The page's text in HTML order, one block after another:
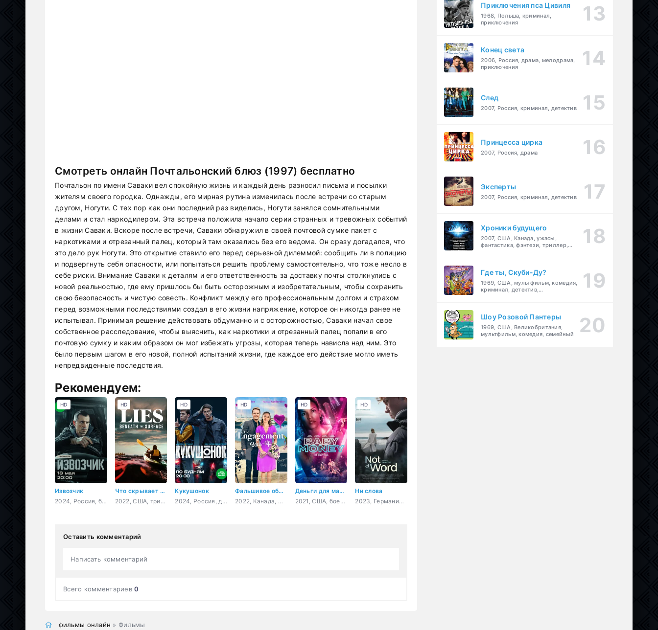
Смотреть онлайн Почтальонский блюз (1997) бесплатно
Почтальон по имени Саваки вел спокойную жизнь и каждый день разносил письма и посылки
жителям своего городка. Однажды, его мирная рутина изменилась после встречи со старым
другом, Ногути. С тех пор как они последний раз виделись, Ногути занялся сомнительными
делами и стал наркодилером. Эта встреча положила начало серии странных и тревожных событий
в жизни Саваки. Вскоре после встречи, Саваки обнаружил в своей почтовой сумке пакет с
наркотиками и отрезанный палец, который там оказались без его ведома. Он сразу догадался, что
это дело рук Ногути. Это открытие ставило его перед серьезной дилеммой: сообщить ли в полицию
и подвергнуть себя опасности, или попытаться решить проблему самостоятельно, что тоже несло в
себе риски. Внимание Саваки к деталям и его ответственность за доставку почты столкнулись с
новой реальностью, где ему пришлось бы быть осторожным и изобретательным, чтобы сохранить
свою безопасность и чистую совесть. Конфликт между его профессиональным долгом и страхом
перед возможными последствиями создал в его жизни напряжение, которое он никогда ранее не
испытывал. Принимая решение действовать обдуманно и с осторожностью, Саваки начал свое
собственное расследование, чтобы выяснить, как наркотики и отрезанный палец попали в его
почтовую сумку и каким образом он мог избежать угрозы, которая теперь нависла над ним. Это
было первым шагом в его новой, полной испытаний жизни, где каждое его действие могло иметь
непредвиденные последствия.
Рекомендуем:
Извозчик
2024, Россия, боевик, детектив, криминал
HD
Что скрывает ложь
2022, США, триллер, драма
HD
Кукушонок
2024, Россия, детектив, комедия
HD
Фальшивое обручение
2022, Канада, мелодрама, комедия
HD
Деньги для малышки
2021, США, боевик, триллер
HD
Ни слова
2023, Германия, Словения, Франция, драма
HD
Оставить комментарий
Написать комментарий
Всего комментариев0
фильмы онлайн » Фильмы
Приключения пса Цивиля
1968, Польша, криминал,
приключения
Конец света
2006, Россия, драма, мелодрама,
приключения
След
2007, Россия, криминал, детектив
Принцесса цирка
2007, Россия, драма
Эксперты
2007, Россия, криминал, детектив
Хроники будущего
2007, США, Канада, ужасы,
фантастика, фэнтези, триллер,
Где ты, Скуби-Ду?
1969, США, мультфильм, комедия,
криминал, детектив,
Шоу Розовой Пантеры
1969, США, Великобритания,
мультфильм, комедия, семейный